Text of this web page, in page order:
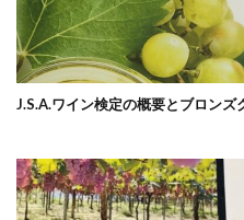
J.S.A.ワイン検定の概要とブロンズ